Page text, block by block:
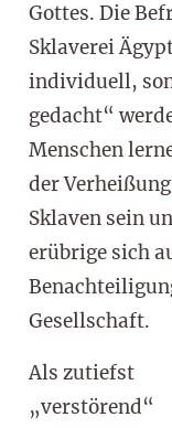
Gottes. Die
Sklaverei
individuell,
gedacht“
Menschen
der
Sklaven sein
erübrige sich
Gesellschaft.
Als zutiefst
„verstörend“